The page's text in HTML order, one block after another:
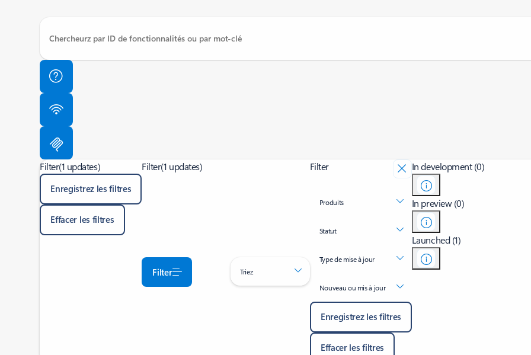
Filter(1 updates)
Enregistrez les filtres
Effacer les filtres
Filter(1 updates)
Filter Triez
Filter
Produits
Statut
Type de mise à jour
Nouveau ou mis à jour
Enregistrez les filtres
Effacer les filtres
In development (0)
In preview (0)
Launched (1)